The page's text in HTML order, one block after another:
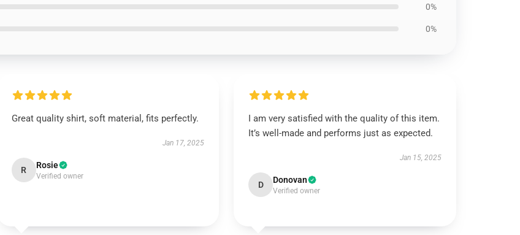
0%
0%
Great quality shirt, soft material, fits perfectly.
Jan 17, 2025
R Rosie
Verified owner
I am very satisfied with the quality of this item.
It’s well-made and performs just as expected.
Jan 15, 2025
D Donovan
Verified owner